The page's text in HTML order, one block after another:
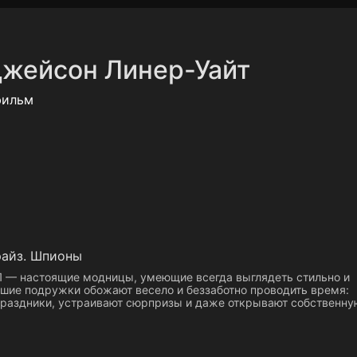
Линер-Уайт
Шпионы
настоящие модницы, умеющие всегда выглядеть стильно и
подружки обожают весело и беззаботно проводить время:
устраивают сюрпризы и даже открывают
каналы
Контакты